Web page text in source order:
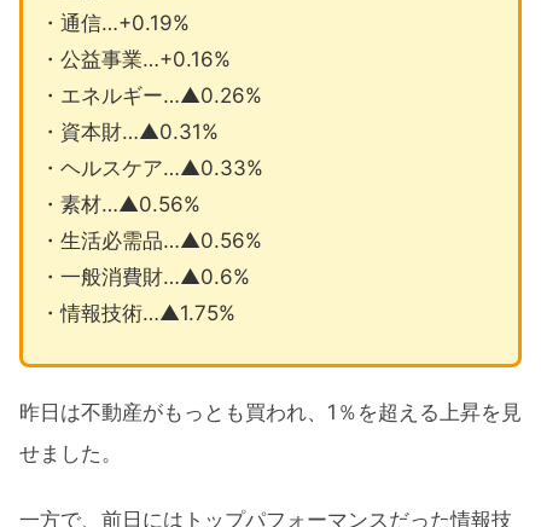
・通信…+0.19%
・公益事業…+0.16%
・エネルギー…▲0.26%
・資本財…▲0.31%
・ヘルスケア…▲0.33%
・素材…▲0.56%
・生活必需品…▲0.56%
・一般消費財…▲0.6%
・情報技術…▲1.75%
昨日は不動産がもっとも買われ、1％を超える上昇を見
せました。
一方で、前日にはトップパフォーマンスだった情報技